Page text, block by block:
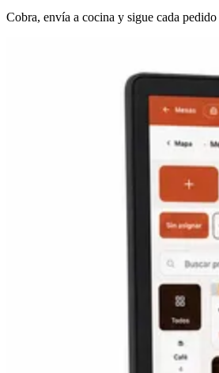
Cobra, envía a cocina y sigue cada